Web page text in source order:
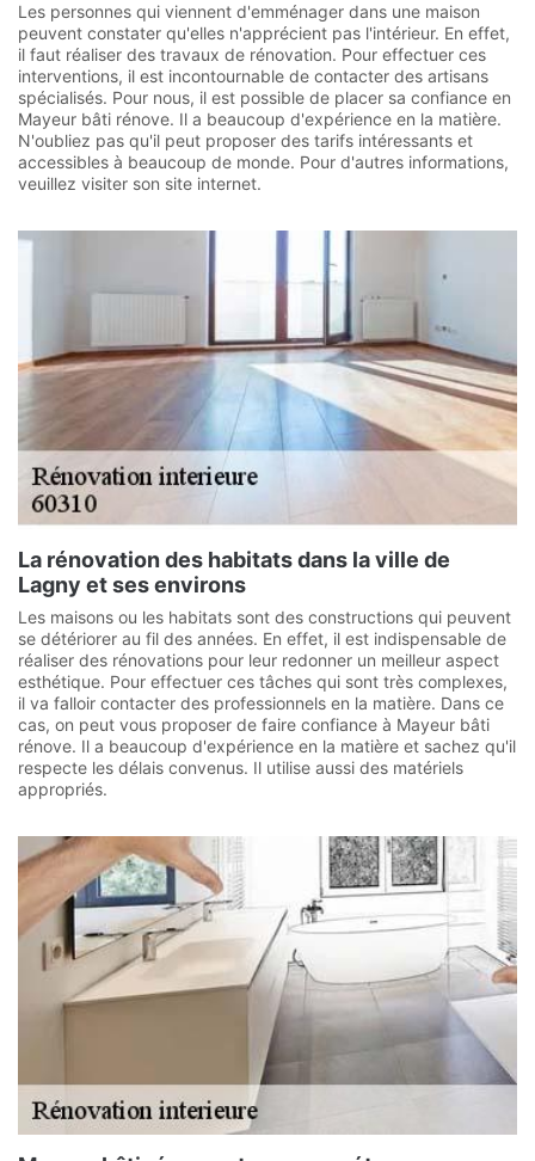
Les personnes qui viennent d'emménager dans une maison
peuvent constater qu'elles n'apprécient pas l'intérieur. En effet,
il faut réaliser des travaux de rénovation. Pour effectuer ces
interventions, il est incontournable de contacter des artisans
spécialisés. Pour nous, il est possible de placer sa confiance en
Mayeur bâti rénove. Il a beaucoup d'expérience en la matière.
N'oubliez pas qu'il peut proposer des tarifs intéressants et
accessibles à beaucoup de monde. Pour d'autres informations,
veuillez visiter son site internet.
La rénovation des habitats dans la ville de
Lagny et ses environs
Les maisons ou les habitats sont des constructions qui peuvent
se détériorer au fil des années. En effet, il est indispensable de
réaliser des rénovations pour leur redonner un meilleur aspect
esthétique. Pour effectuer ces tâches qui sont très complexes,
il va falloir contacter des professionnels en la matière. Dans ce
cas, on peut vous proposer de faire confiance à Mayeur bâti
rénove. Il a beaucoup d'expérience en la matière et sachez qu'il
respecte les délais convenus. Il utilise aussi des matériels
appropriés.